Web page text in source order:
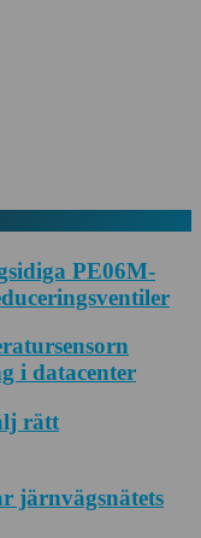
PE06M-
i datacenter
rätt
järnvägsnätets